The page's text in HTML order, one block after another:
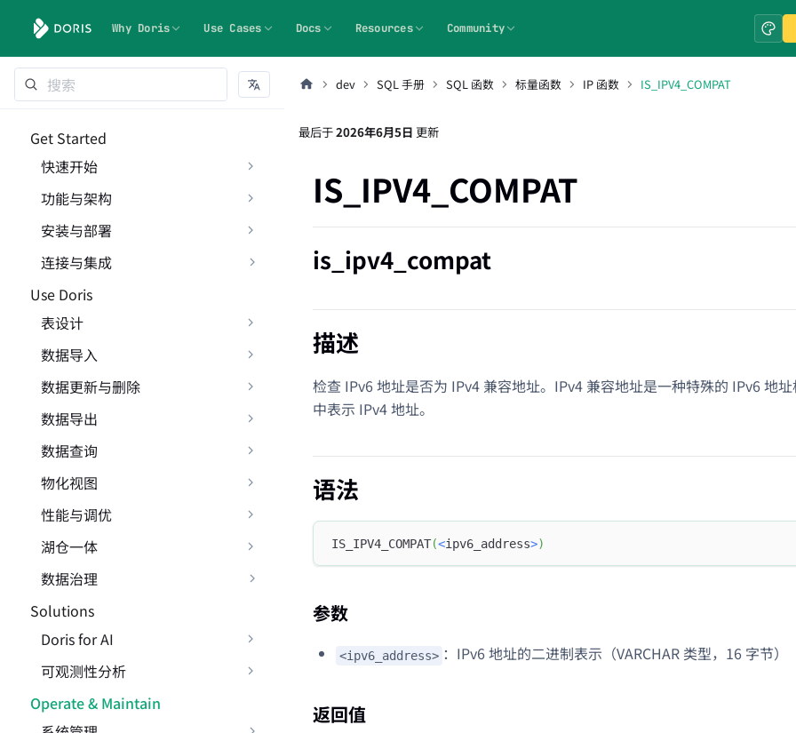
Why Doris Use Cases Docs Resources Community
Get Started
快速开始
功能与架构
安装与部署
连接与集成
Use Doris
表设计
数据导入
数据更新与删除
数据导出
数据查询
物化视图
性能与调优
湖仓一体
数据治理
Solutions
Doris for AI
可观测性分析
Operate & Maintain
dev SQL 手册 SQL 函数 标量函数 IP 函数 IS_IPV4_COMPAT
最后于2026年6月5日 更新
IS_IPV4_COMPAT
is_ipv4_compat
描述
检查 IPv6 地址是否为 IPv4 兼容地址。IPv4 兼容地址是一种特殊的 IPv6 地
中表示 IPv4 地址。
语法
IS_IPV4_COMPAT(<ipv6_address>)
参数
<ipv6_address> ：IPv6 地址的二进制表示（VARCHAR 类型，16 字节）
返回值